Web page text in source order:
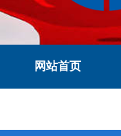
网站首页